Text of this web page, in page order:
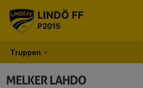
Truppen
LINDÖ FF
P2015
MELKER LAHDO